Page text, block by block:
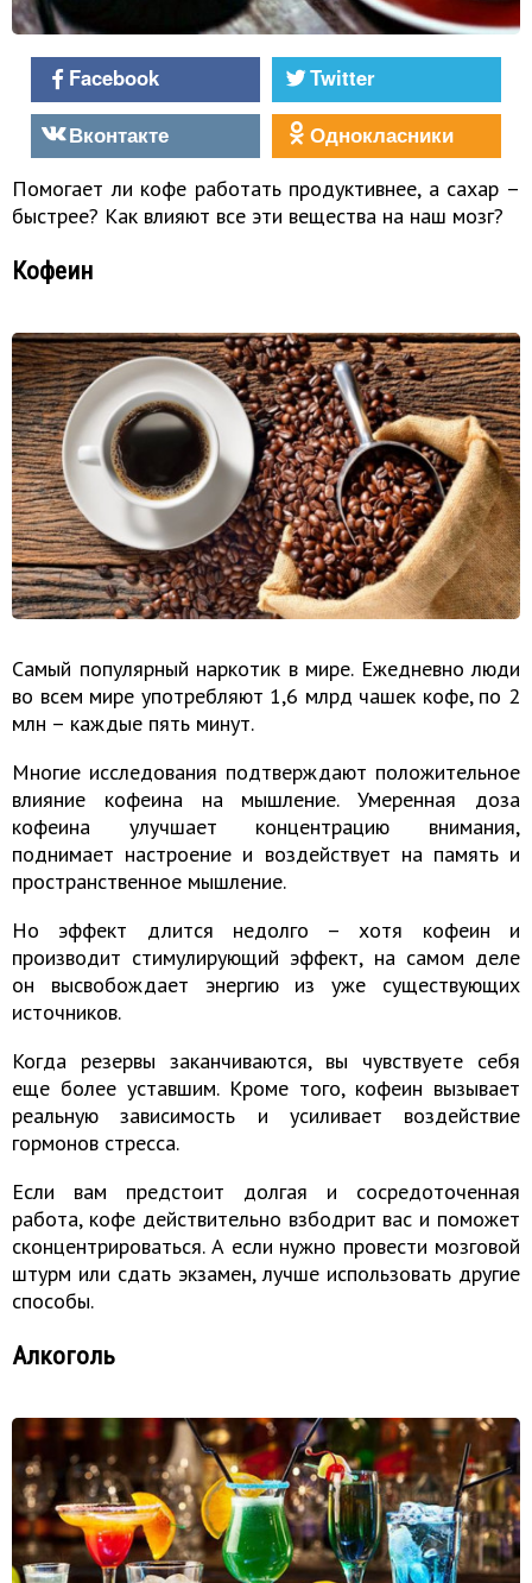
Facebook
Twitter
Вконтакте
Однокласники
Помогает ли кофе работать продуктивнее, а сахар –
быстрее? Как влияют все эти вещества на наш мозг?
Кофеин
Самый популярный наркотик в мире. Ежедневно люди
во всем мире употребляют 1,6 млрд чашек кофе, по 2
млн – каждые пять минут.
Многие исследования подтверждают положительное
влияние кофеина на мышление. Умеренная доза
кофеина улучшает концентрацию внимания,
поднимает настроение и воздействует на память и
пространственное мышление.
Но эффект длится недолго – хотя кофеин и
производит стимулирующий эффект, на самом деле
он высвобождает энергию из уже существующих
источников.
Когда резервы заканчиваются, вы чувствуете себя
еще более уставшим. Кроме того, кофеин вызывает
реальную зависимость и усиливает воздействие
гормонов стресса.
Если вам предстоит долгая и сосредоточенная
работа, кофе действительно взбодрит вас и поможет
сконцентрироваться. А если нужно провести мозговой
штурм или сдать экзамен, лучше использовать другие
способы.
Алкоголь